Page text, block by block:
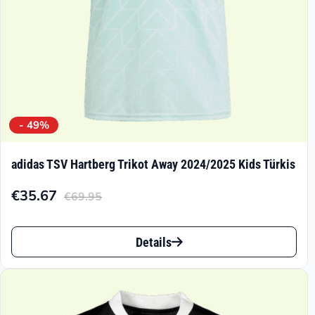
Produktseite
- 49%
adidas TSV Hartberg Trikot Away 2024/2025 Kids Türkis
€69.95
Ursprünglicher
Preis
€69.95
€35.67
Aktueller
Preis
€35.67.
Dieses
Produkt
Details